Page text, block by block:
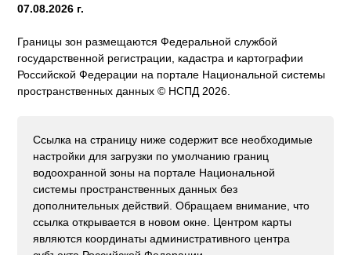
07.08.2026 г.
Границы зон размещаются Федеральной службой
государственной регистрации, кадастра и картографии
Российской Федерации на портале Национальной системы
пространственных данных © НСПД 2026.
Ссылка на страницу ниже содержит все необходимые
настройки для загрузки по умолчанию границ
водоохранной зоны на портале Национальной
системы пространственных данных без
дополнительных действий. Обращаем внимание, что
ссылка открывается в новом окне. Центром карты
являются координаты административного центра